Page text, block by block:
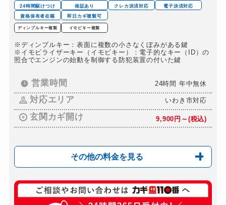
24時間駆けつけ
保証あり クレカ決済対応
電子決済対応
資格保有者在籍
即日カギ複製可
ディンプルキー複製 イモビキー複製
※ディンプルキー：表面に複数の小さなくぼみがある鍵
※イモビライザーキー（イモビキー）：電子的なキー（ID）の
照合でエンジンの始動を制御する防犯装置の付いた鍵
営業時間 24時間 年中無休
対応エリア いわき市対応
玄関カギ開け 9,900円～(税込)
その他の料金を見る
玄関カギ修理 9,900円～(税込)